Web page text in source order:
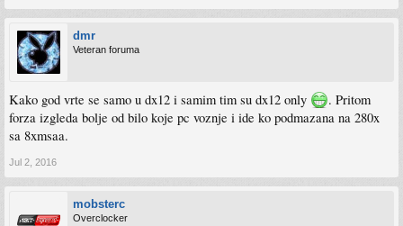
dmr
Veteran foruma
Kako god vrte se samo u dx12 i samim tim su dx12 only
. Pritom
forza izgleda bolje od bilo koje pc voznje i ide ko podmazana na 280x
sa 8xmsaa.
Jul 2, 2016
mobsterc
Overclocker